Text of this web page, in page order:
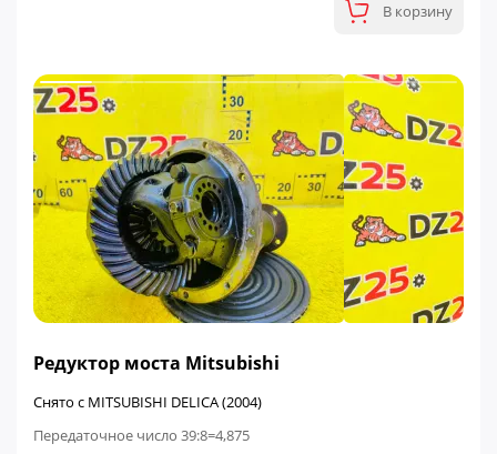
В корзину
Редуктор моста Mitsubishi
Снято с MITSUBISHI DELICA (2004)
Передаточное число 39:8=4,875